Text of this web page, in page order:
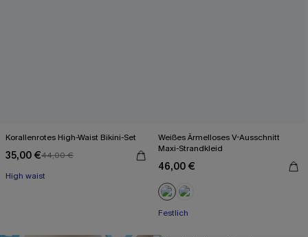
Korallenrotes High-Waist Bikini-Set
35,00 €44,00 €
High waist
Weißes Ärmelloses V-Ausschnitt
Maxi-Strandkleid
46,00 €
Festlich